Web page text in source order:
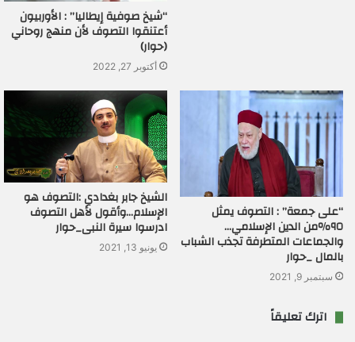
“شيخ صوفية إيطاليا” : الأوربيون
أعتنقوا التصوف لأن منهج روحاني
(حوار)
أكتوبر 27, 2022
“على جمعة” : التصوف يمثل
٩٥٪من الدين الإسلامي…
والجماعات المتطرفة تجذب الشباب
بالمال _حوار
سبتمبر 9, 2021
الشيخ جابر بغدادي :التصوف هو
الإسلام…وأقول لأهل التصوف
ادرسوا سيرة النبى_حوار
يونيو 13, 2021
اترك تعليقاً